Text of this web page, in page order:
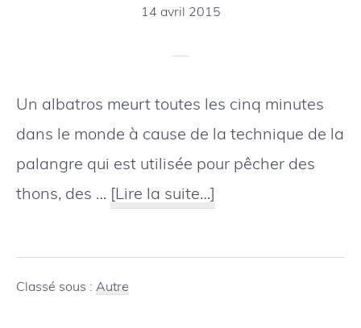
renouvelables
14 avril 2015
Un albatros meurt toutes les cinq minutes
dans le monde à cause de la technique de la
palangre qui est utilisée pour pêcher des
thons, des … [Lire la suite…]
albatros
Classé sous : Autre